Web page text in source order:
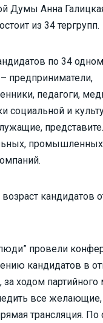
Думы Анна
из 34 тергрупп.
по 34
предприниматели,
педагоги,
социальной и
кандидатов
провели
кандидатов в
за ходом партийного
все желающие,
трансляция. По